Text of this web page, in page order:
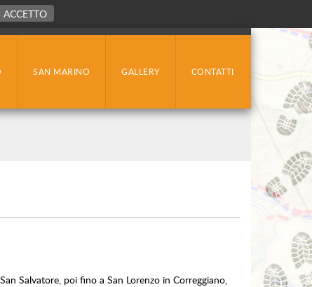
ACCETTO
SAN MARINO GALLERY CONTATTI
Salvatore, poi fino a San Lorenzo in Correggiano,